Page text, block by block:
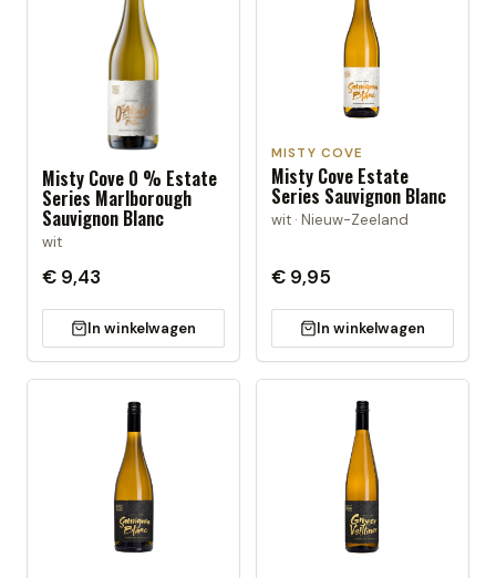
Misty Cove 0 % Estate
Series Marlborough
Sauvignon Blanc
wit
€ 9,43
In winkelwagen
MISTY COVE
Misty Cove Estate
Series Sauvignon Blanc
wit · Nieuw-Zeeland
€ 9,95
In winkelwagen